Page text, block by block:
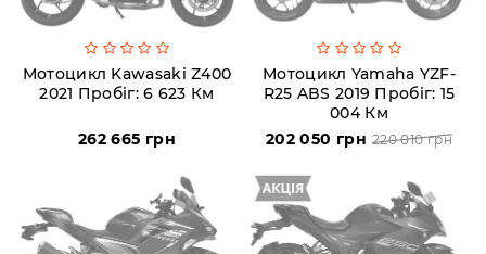
artmoto.info@gmail.com
Режим
роботи:
19:00
Сб
10:00
Мотоцикл Kawasaki Z400
2021 Пробіг: 6 623 Км
262 665 грн
Мотоцикл Yamaha YZF-
R25 ABS 2019 Пробіг: 15
004 Км
202 050 грн 220 010 грн